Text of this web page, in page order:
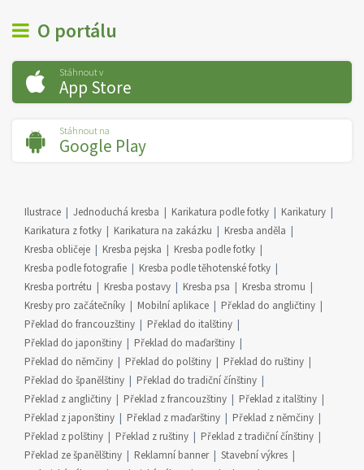
O portálu
Stáhnout v
App Store
Stáhnout na
Google Play
Ilustrace Jednoduchá kresba Karikatura podle fotky
Karikatury
Karikatura z fotky
Karikatura na zakázku
Kresba anděla
Kresba obličeje
Kresba pejska
Kresba podle fotky
Kresba podle fotografie
Kresba podle těhotenské fotky
Kresba portrétu
Kresba postavy Kresba psa
Kresba stromu
Kresby pro začátečníky
Mobilní aplikace
Překlad do angličtiny
Překlad do francouzštiny
Překlad do italštiny
Překlad do japonštiny
Překlad do maďarštiny
Překlad do němčiny
Překlad do polštiny
Překlad do ruštiny
Překlad do španělštiny
Překlad do tradiční čínštiny
Překlad z angličtiny
Překlad z francouzštiny
Překlad z italštiny
Překlad z japonštiny
Překlad z maďarštiny
Překlad z němčiny
Překlad z polštiny
Překlad z ruštiny
Překlad z tradiční čínštiny
Překlad ze španělštiny
Reklamní banner
Stavební výkres